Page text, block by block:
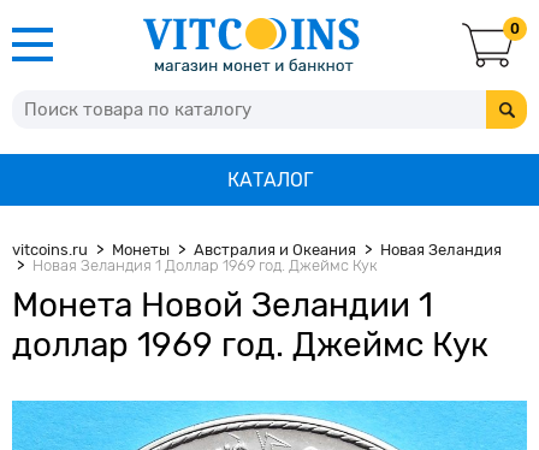
0
КАТАЛОГ
vitcoins.ru Монеты Австралия и Океания
Новая Зеландия
Новая Зеландия 1 Доллар 1969 год. Джеймс Кук
Монета Новой Зеландии 1
доллар 1969 год. Джеймс Кук